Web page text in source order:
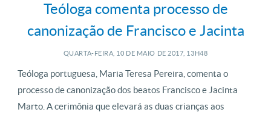
Teóloga comenta processo de
canonização de Francisco e Jacinta
QUARTA-FEIRA, 10 DE MAIO DE 2017, 13H48
Teóloga portuguesa, Maria Teresa Pereira, comenta o
processo de canonização dos beatos Francisco e Jacinta
Marto. A cerimônia que elevará as duas crianças aos